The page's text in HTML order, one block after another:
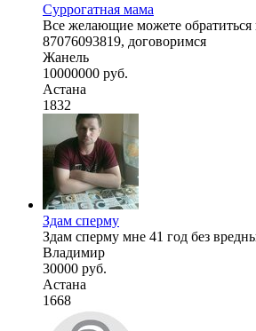
Суррогатная мама
Все желающие можете обратиться
87076093819, договоримся
Жанель
10000000 руб.
Астана
1832
Здам сперму
Здам сперму мне 41 год без
Владимир
30000 руб.
Астана
1668